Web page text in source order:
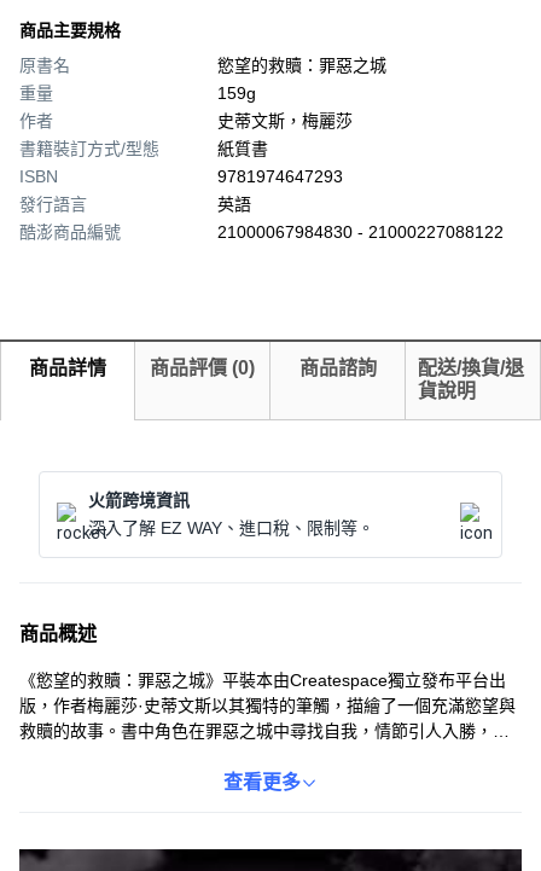
商品主要規格
原書名
慾望的救贖：罪惡之城
重量
159g
作者
史蒂文斯，梅麗莎
書籍裝訂方式/型態
紙質書
ISBN
9781974647293
發行語言
英語
酷澎商品編號
21000067984830 - 21000227088122
商品詳情 商品評價 (0) 商品諮詢
配送/換貨/退
貨說明
火箭跨境資訊
深入了解 EZ WAY、進口稅、限制等。
商品概述
《慾望的救贖：罪惡之城》平裝本由Createspace獨立發布平台出
版，作者梅麗莎·史蒂文斯以其獨特的筆觸，描繪了一個充滿慾望與
救贖的故事。書中角色在罪惡之城中尋找自我，情節引人入勝，情
隨地沉浸於閱讀之中。ISBN為9781974647293，重量僅159克，輕
查看更多